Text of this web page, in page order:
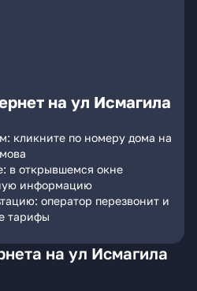
на ул Исмагила
кликните по номеру дома на
в открывшемся окне
информацию
оператор перезвонит и
тарифы
на ул Исмагила